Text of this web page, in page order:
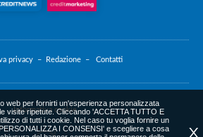
privacy – Redazione – Contatti
Informativa cookie
X
web per fornirti un'esperienza personalizzata
visite ripetute. Cliccando 'ACCETTA TUTTO E
di tutti i cookie. Nel caso tu voglia fornire un
I CONSENSI' e scegliere a cosa